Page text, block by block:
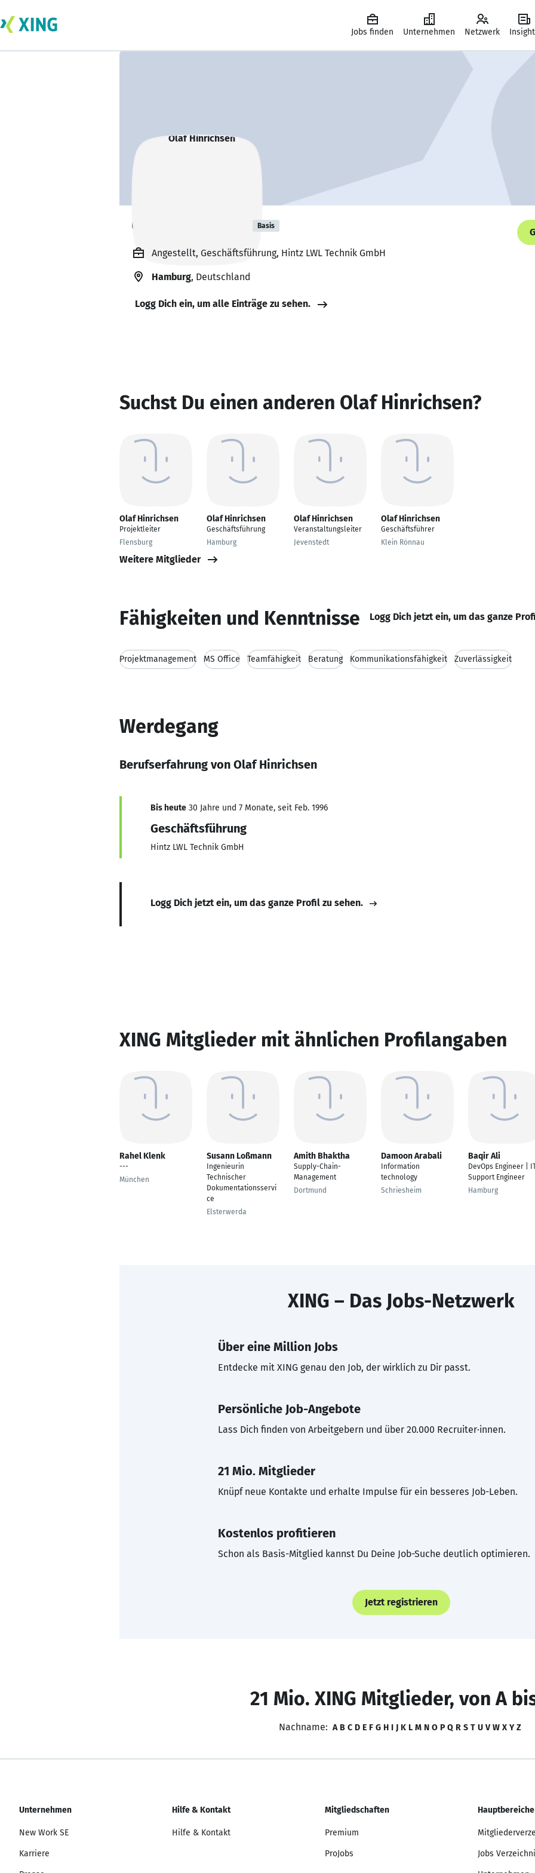
Jobs finden Unternehmen Netzwerk
Olaf Hinrichsen Basis
Angestellt, Geschäftsführung, Hintz LWL Technik GmbH
Hamburg, Deutschland
Logg Dich ein, um alle Einträge zu sehen.
Suchst Du einen anderen Olaf Hinrichsen?
Olaf Hinrichsen
Projektleiter
Flensburg
Olaf Hinrichsen
Geschäftsführung
Hamburg
Olaf Hinrichsen
Veranstaltungsleiter
Jevenstedt
Olaf Hinrichsen
Geschäftsführer
Klein Rönnau
Weitere Mitglieder
Fähigkeiten und Kenntnisse Logg Dich jetzt ein, um das ganze
Projektmanagement MS Office Teamfähigkeit Beratung Kommunikationsfähigkeit Zuverlässigkeit
Werdegang
Berufserfahrung von Olaf Hinrichsen
Bis heute 30 Jahre und 7 Monate, seit Feb. 1996
Geschäftsführung
Hintz LWL Technik GmbH
Logg Dich jetzt ein, um das ganze Profil zu sehen.
XING Mitglieder mit ähnlichen Profilangaben
Rahel Klenk
---
München
Susann Loßmann
Ingenieurin
Technischer
Dokumentationsservi
ce
Elsterwerda
Amith Bhaktha
Supply-Chain-
Management
Dortmund
Damoon Arabali
Information
technology
Schriesheim
Baqir Ali
DevOps Engineer |
Support Engineer
Hamburg
XING – Das Jobs-Netzwerk
Über eine Million Jobs
Entdecke mit XING genau den Job, der wirklich zu Dir passt.
Persönliche Job-Angebote
Lass Dich finden von Arbeitgebern und über 20.000 Recruiter·innen.
21 Mio. Mitglieder
Knüpf neue Kontakte und erhalte Impulse für ein besseres Job-Leben.
Kostenlos profitieren
Schon als Basis-Mitglied kannst Du Deine Job-Suche deutlich optimieren.
Jetzt registrieren
21 Mio. XING Mitglieder, von A
Nachname: A B C D E F G H I J K L M N O P Q R S T U V W X Y Z
Unternehmen
New Work SE
Karriere
Hilfe & Kontakt
Hilfe & Kontakt
Mitgliedschaften
Premium
ProJobs
Hauptbereiche
Jobs